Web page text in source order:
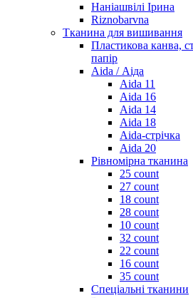
Наніашвілі Ірина
Riznobarvna
Тканина для вишивання
Пластикова канва,
папір
Aida / Аіда
Aida 11
Aida 16
Aida 14
Aida 18
Aida-стрічка
Aida 20
Рівномірна тканина
25 count
27 count
18 count
28 count
10 count
32 count
22 count
16 count
35 count
Спеціальні тканини